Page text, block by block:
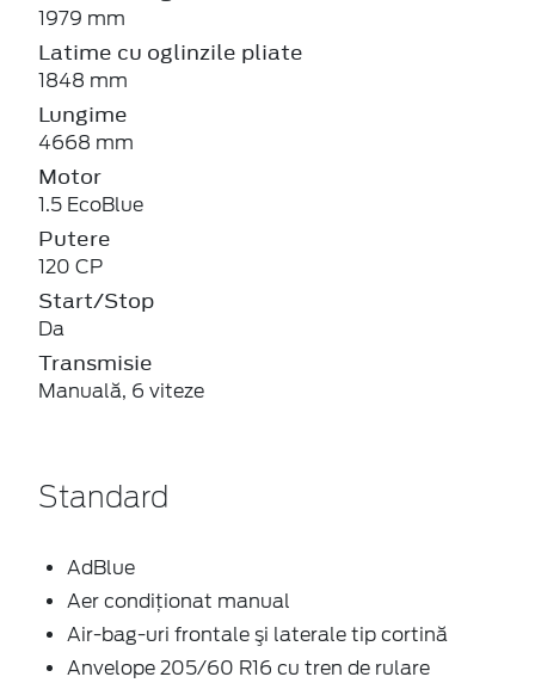
1979 mm
Latime cu oglinzile pliate
1848 mm
Lungime
4668 mm
Motor
1.5 EcoBlue
Putere
120 CP
Start/Stop
Da
Transmisie
Manuală, 6 viteze
Standard
AdBlue
Aer condiţionat manual
Air-bag-uri frontale şi laterale tip cortină
Anvelope 205/60 R16 cu tren de rulare